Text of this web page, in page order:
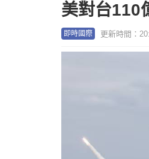
美對台110
即時國際 更新時間：